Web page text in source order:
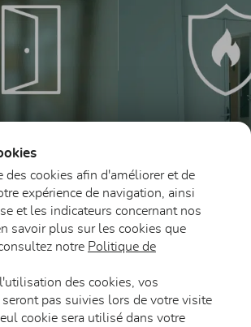
vitrés
Blocs-portes
résistants au feu
des cookies afin d'améliorer et de
expérience de navigation, ainsi
et les indicateurs concernant nos
savoir plus sur les cookies que
notre Politique de
des cookies, vos
pas suivies lors de votre visite
cookie sera utilisé dans votre